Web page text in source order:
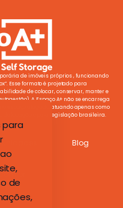
de imóveis próprios , funcionando
Esse formato é projetado para
de colocar, conservar, manter e
A Espaço A+ não se encarrega
espaço alugado, atuando apenas como
de locação e pela legislação brasileira.
Unidades Blog
para
de